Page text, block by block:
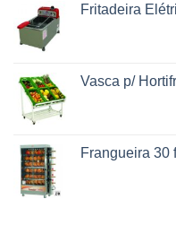
Fritadeira
Vasca p/
Frangueira 30